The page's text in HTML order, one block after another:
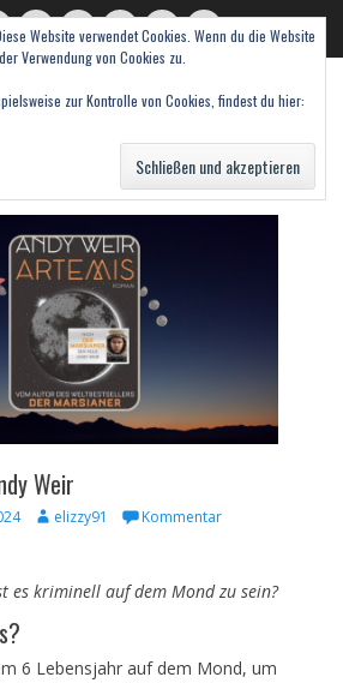
Feed WordPress
PinterestInstagramWebseite
and fall in love
Weir
Autorelizzy91
Kommentar
es kriminell auf dem Mond zu sein?
6 Lebensjahr auf dem Mond, um
Website verwendet Cookies. Wenn du die Website
Verwendung von Cookies zu.
zur Kontrolle von Cookies, findest du hier: